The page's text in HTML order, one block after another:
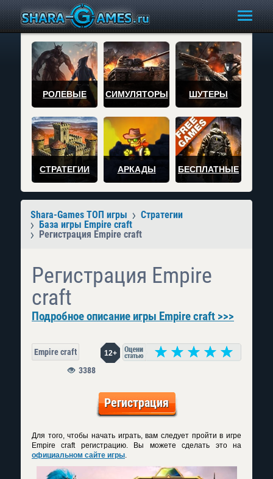
РОЛЕВЫЕ СИМУЛЯТОРЫ ШУТЕРЫ
СТРАТЕГИИ АРКАДЫ БЕСПЛАТНЫЕ
Shara-Games ТОП игры
Стратегии
База игры Empire craft
Регистрация Empire craft
Регистрация Empire
craft
Подробное описание игры Empire craft >>>
Empire craft 12+
3388
Регистрация
Для того, чтобы начать играть, вам следует пройти в игре
Empire craft регистрацию. Вы можете сделать это на
официальном сайте игры.